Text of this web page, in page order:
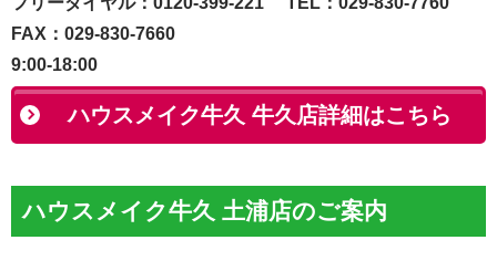
FAX：029-830-7660
9:00-18:00
ハウスメイク牛久 牛久店詳細はこちら
ハウスメイク牛久 土浦店のご案内